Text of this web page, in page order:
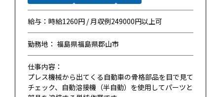
給与：時給1260円 / 月収例249000円以上可
勤務地： 福島県福島県郡山市
仕事内容：
プレス機械から出てくる自動車の骨格部品を目で見て
チェック、自動溶接機（半自動）を使用してパーツと